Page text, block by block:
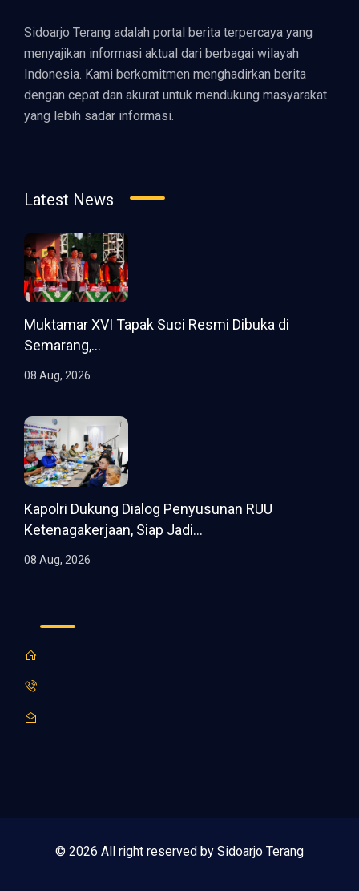
Sidoarjo Terang adalah portal berita terpercaya yang
menyajikan informasi aktual dari berbagai wilayah
Indonesia. Kami berkomitmen menghadirkan berita
dengan cepat dan akurat untuk mendukung masyarakat
yang lebih sadar informasi.
Latest News
Muktamar XVI Tapak Suci Resmi Dibuka di
Semarang,...
08 Aug, 2026
Kapolri Dukung Dialog Penyusunan RUU
Ketenagakerjaan, Siap Jadi...
08 Aug, 2026
© 2026 All right reserved by Sidoarjo Terang